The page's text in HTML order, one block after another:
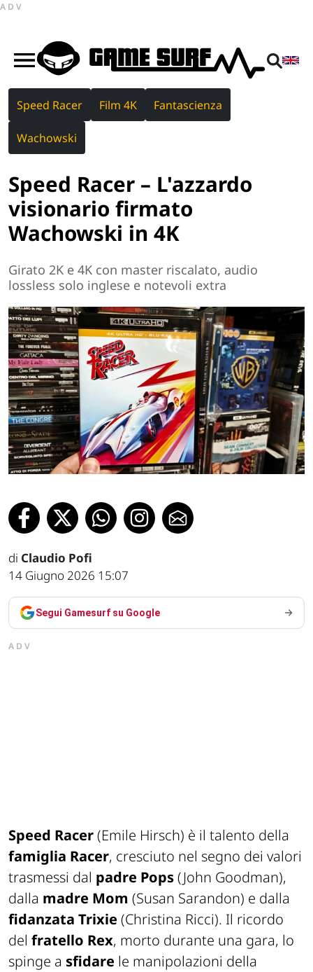
ADV
Speed Racer Film 4K Fantascienza
Wachowski
Speed Racer – L'azzardo
visionario firmato
Wachowski in 4K
Girato 2K e 4K con master riscalato, audio
lossless solo inglese e notevoli extra
di Claudio Pofi
14 Giugno 2026 15:07
Segui Gamesurf su Google
ADV
Speed Racer(Emile Hirsch) è il talento della
famiglia Racer, cresciuto nel segno dei valori
trasmessi dal padre Pops(John Goodman),
dalla madre Mom (Susan Sarandon) e dalla
fidanzata Trixie (Christina Ricci). Il ricordo
del fratello Rex, morto durante una gara, lo
spinge a sfidare le manipolazioni della